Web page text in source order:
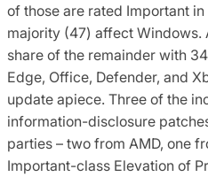
of those are rated Important
majority (47) affect Windows.
share of the remainder with
Edge, Office, Defender, and
update apiece. Three of the
information-disclosure
parties – two from AMD, one
Important-class Elevation of